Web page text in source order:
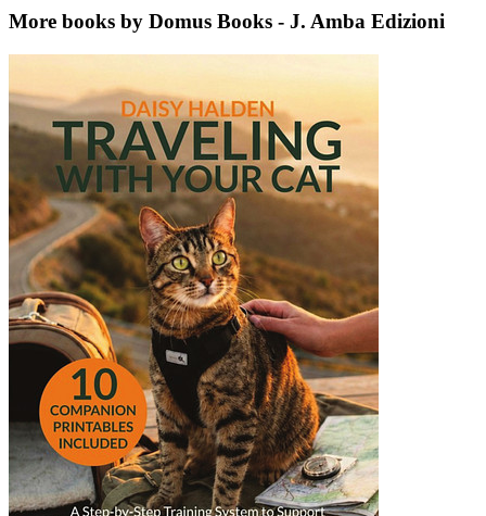
More books by Domus Books - J. Amba Edizioni